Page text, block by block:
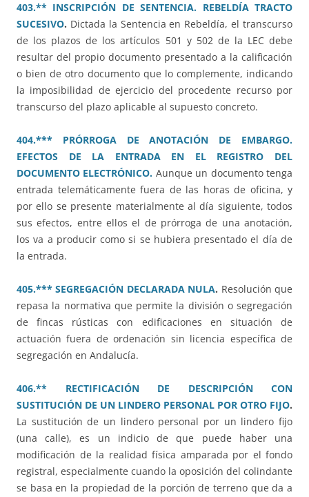
403.** INSCRIPCIÓN DE SENTENCIA. REBELDÍA TRACTO
SUCESIVO. Dictada la Sentencia en Rebeldía, el transcurso
de los plazos de los artículos 501 y 502 de la LEC debe
resultar del propio documento presentado a la calificación
o bien de otro documento que lo complemente, indicando
la imposibilidad de ejercicio del procedente recurso por
transcurso del plazo aplicable al supuesto concreto.
404.*** PRÓRROGA DE ANOTACIÓN DE EMBARGO.
EFECTOS DE LA ENTRADA EN EL REGISTRO DEL
DOCUMENTO ELECTRÓNICO. Aunque un documento tenga
entrada telemáticamente fuera de las horas de oficina, y
por ello se presente materialmente al día siguiente, todos
sus efectos, entre ellos el de prórroga de una anotación,
los va a producir como si se hubiera presentado el día de
la entrada.
405.*** SEGREGACIÓN DECLARADA NULA. Resolución que
repasa la normativa que permite la división o segregación
de fincas rústicas con edificaciones en situación de
actuación fuera de ordenación sin licencia específica de
segregación en Andalucía.
406.** RECTIFICACIÓN DE DESCRIPCIÓN CON
SUSTITUCIÓN DE UN LINDERO PERSONAL POR OTRO FIJO.
La sustitución de un lindero personal por un lindero fijo
(una calle), es un indicio de que puede haber una
modificación de la realidad física amparada por el fondo
registral, especialmente cuando la oposición del colindante
se basa en la propiedad de la porción de terreno que da a